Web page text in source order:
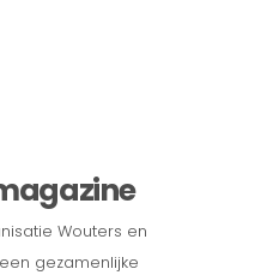
Wouters en
gezamenlijke